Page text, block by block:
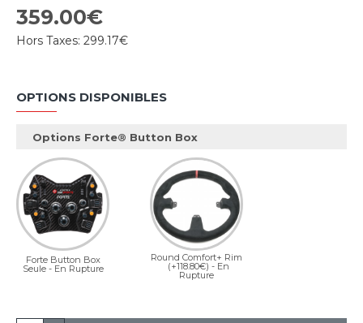
359.00€
Hors Taxes: 299.17€
OPTIONS DISPONIBLES
Options Forte® Button Box
Forte Button Box
Seule - En Rupture
Round Comfort+ Rim
(+118.80€) - En
Rupture